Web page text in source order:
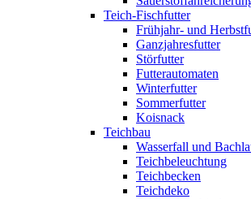
Teich-Fischfutter
Frühjahr- und
Ganzjahresfutter
Störfutter
Futterautomaten
Winterfutter
Sommerfutter
Koisnack
Teichbau
Wasserfall und
Teichbeleuchtung
Teichbecken
Teichdeko